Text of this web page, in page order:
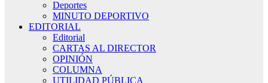
Deportes
MINUTO DEPORTIVO
EDITORIAL
Editorial
CARTAS AL DIRECTOR
OPINIÓN
COLUMNA
UTILIDAD PÚBLICA